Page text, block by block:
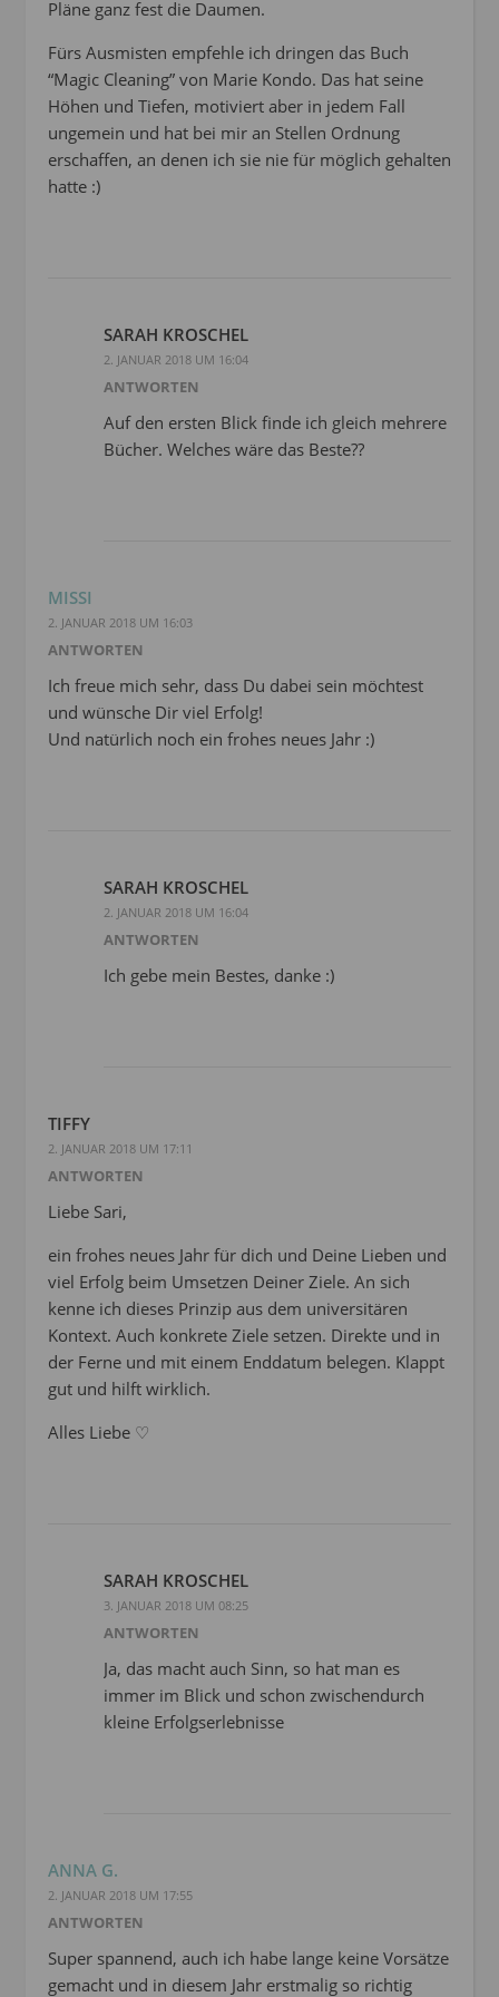
Pläne ganz fest die Daumen.
Fürs Ausmisten empfehle ich dringen das Buch
“Magic Cleaning” von Marie Kondo. Das hat seine
Höhen und Tiefen, motiviert aber in jedem Fall
ungemein und hat bei mir an Stellen Ordnung
erschaffen, an denen ich sie nie für möglich gehalten
hatte :)
SARAH KROSCHEL
2. JANUAR 2018 UM 16:04
ANTWORTEN
Auf den ersten Blick finde ich gleich mehrere
Bücher. Welches wäre das Beste??
MISSI
2. JANUAR 2018 UM 16:03
ANTWORTEN
Ich freue mich sehr, dass Du dabei sein möchtest
und wünsche Dir viel Erfolg!
Und natürlich noch ein frohes neues Jahr :)
SARAH KROSCHEL
2. JANUAR 2018 UM 16:04
ANTWORTEN
Ich gebe mein Bestes, danke :)
TIFFY
2. JANUAR 2018 UM 17:11
ANTWORTEN
Liebe Sari,
ein frohes neues Jahr für dich und Deine Lieben und
viel Erfolg beim Umsetzen Deiner Ziele. An sich
kenne ich dieses Prinzip aus dem universitären
Kontext. Auch konkrete Ziele setzen. Direkte und in
der Ferne und mit einem Enddatum belegen. Klappt
gut und hilft wirklich.
Alles Liebe ♡
SARAH KROSCHEL
3. JANUAR 2018 UM 08:25
ANTWORTEN
Ja, das macht auch Sinn, so hat man es
immer im Blick und schon zwischendurch
kleine Erfolgserlebnisse
ANNA G.
2. JANUAR 2018 UM 17:55
ANTWORTEN
Super spannend, auch ich habe lange keine Vorsätze
gemacht und in diesem Jahr erstmalig so richtig